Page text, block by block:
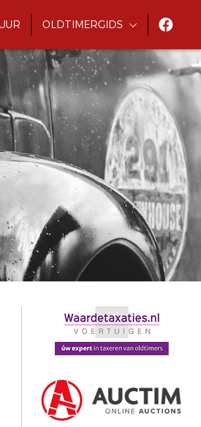
OLDTIMERGIDS